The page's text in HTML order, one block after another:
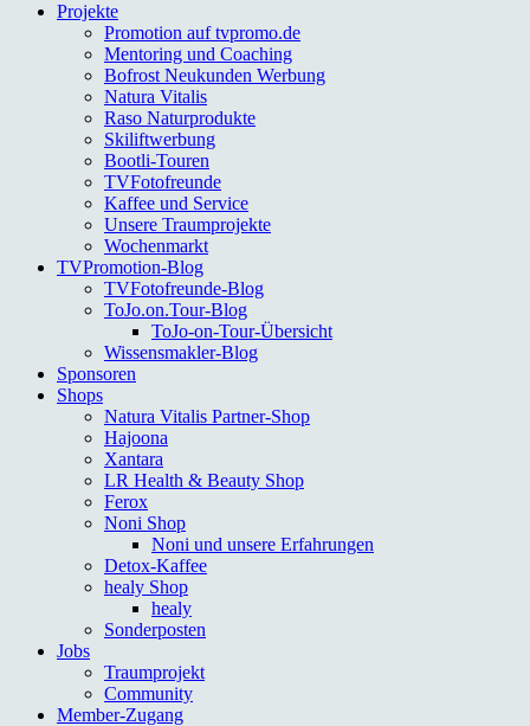
Projekte
Promotion auf tvpromo.de
Mentoring und Coaching
Bofrost Neukunden Werbung
Natura Vitalis
Raso Naturprodukte
Skiliftwerbung
Bootli-Touren
TVFotofreunde
Kaffee und Service
Unsere Traumprojekte
Wochenmarkt
TVPromotion-Blog
TVFotofreunde-Blog
ToJo.on.Tour-Blog
ToJo-on-Tour-Übersicht
Wissensmakler-Blog
Sponsoren
Shops
Natura Vitalis Partner-Shop
Hajoona
Xantara
LR Health & Beauty Shop
Ferox
Noni Shop
Noni und unsere Erfahrungen
Detox-Kaffee
healy Shop
healy
Sonderposten
Jobs
Traumprojekt
Community
Member-Zugang